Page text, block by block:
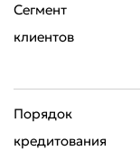
Сегмент
клиентов
Порядок
кредитования